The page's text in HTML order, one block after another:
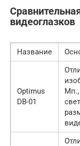
видеоглазков
Название
Optimus
DB-01
Мп.,